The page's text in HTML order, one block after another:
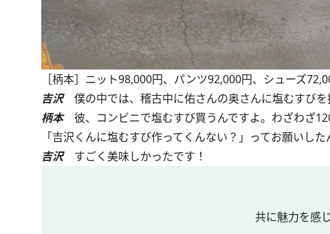
［柄本］ニット98,000円、パンツ92,000円、シューズ
吉沢僕の中では、稽古中に佑さんの奥さんに塩むすびを
柄本彼、コンビニで塩むすび買うんですよ。わざわざ
「吉沢くんに塩むすび作ってくんない？」ってお願いした
吉沢すごく美味しかったです！
共に魅力を感